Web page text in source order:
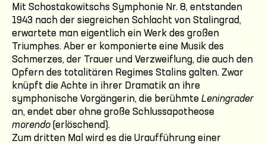
Mit Schostakowitschs Symphonie Nr. 8, entstanden
1943 nach der siegreichen Schlacht von Stalingrad,
erwartete man eigentlich ein Werk des großen
Triumphes. Aber er komponierte eine Musik des
Schmerzes, der Trauer und Verzweiflung, die auch den
Opfern des totalitären Regimes Stalins galten. Zwar
knüpft die Achte in ihrer Dramatik an ihre
symphonische Vorgängerin, die berühmte Leningrader
an, endet aber ohne große Schlussapotheose
morendo (erlöschend).
Zum dritten Mal wird es die Uraufführung einer